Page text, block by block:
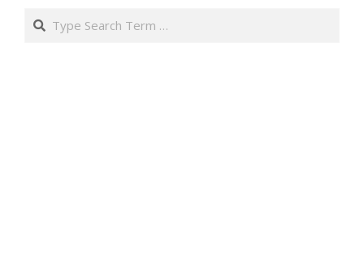
Search